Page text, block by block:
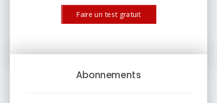
Faire un test gratuit
Abonnements